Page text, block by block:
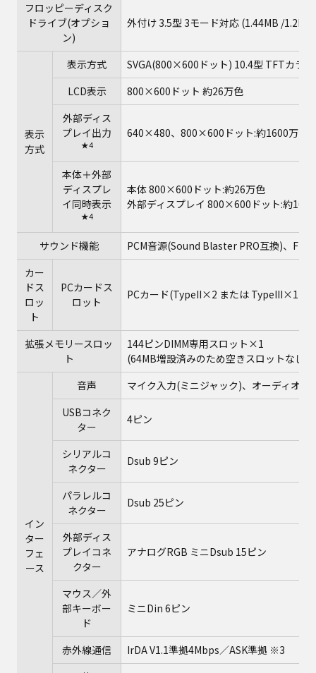
フロッピーディスク
ドライブ(オプショ
ン)
外付け 3.5型 3モード対応 (1.44MB /
表示
方式
表示方式
SVGA(800×600ドット) 10.4型 TFTカラ
LCD表示
800×600ドット 約26万色
外部ディス
プレイ出力
★4
640×480、800×600ドット:約1600万色
本体＋外部
ディスプレ
イ同時表示
★4
本体 800×600ドット:約26万色
外部ディスプレイ 800×600ドット:約
サウンド機能
PCM音源(Sound Blaster PRO互換)、FM
カー
ドス
ロッ
ト
PCカードス
ロット
PCカード(TypeII×2 または TypeIII×1ス
拡張メモリースロッ
ト
144ピンDIMM専用スロット×1
(64MB増設済みのため空きスロットなし)
イン
ター
フェ
ース
音声
マイク入力(ミニジャック)、オーディオ出
USBコネク
ター
4ピン
シリアルコ
ネクター
Dsub 9ピン
パラレルコ
ネクター
Dsub 25ピン
外部ディス
プレイコネ
クター
アナログRGB ミニDsub 15ピン
マウス／外
部キーボー
ド
ミニDin 6ピン
赤外線通信
IrDA V1.1準拠4Mbps／ASK準拠 ※3